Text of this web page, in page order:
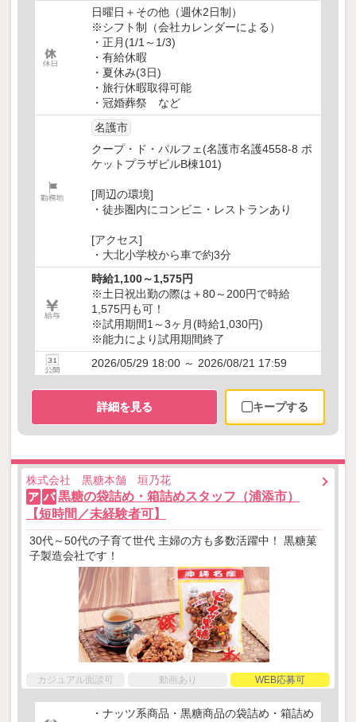
日曜日＋その他（週休2日制）
※シフト制（会社カレンダーによる）
・正月(1/1～1/3)
・有給休暇
・夏休み(3日)
・旅行休暇取得可能
・冠婚葬祭 など
名護市
クープ・ド・パルフェ(名護市名護4558-8 ポ
ケットプラザビルB棟101)
[周辺の環境]
・徒歩圏内にコンビニ・レストランあり
[アクセス]
・大北小学校から車で約3分
時給1,100～1,575円
※土日祝出勤の際は＋80～200円で時給
1,575円も可！
※試用期間1～3ヶ月(時給1,030円)
※能力により試用期間終了
2026/05/29 18:00 ～ 2026/08/21 17:59
詳細を見る キープする
株式会社 黒糖本舗 垣乃花
ア パ 黒糖の袋詰め・箱詰めスタッフ（浦添市）
【短時間／未経験者可】
30代～50代の子育て世代 主婦の方も多数活躍中！ 黒糖菓
子製造会社です！
カジュアル面談可 動画あり WEB応募可
・ナッツ系商品・黒糖商品の袋詰め・箱詰め